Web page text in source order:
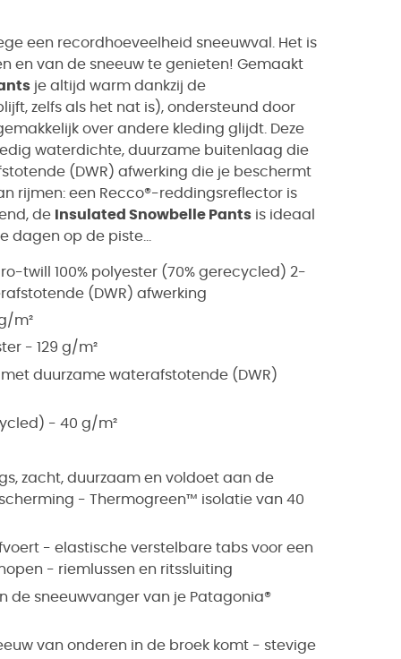
een recordhoeveelheid sneeuwval. Het is
en van de sneeuw te genieten! Gemaakt
je altijd warm dankzij de
zelfs als het nat is), ondersteund door
over andere kleding glijdt. Deze
waterdichte, duurzame buitenlaag die
(DWR) afwerking die je beschermt
rijmen: een Recco®-reddingsreflector is
de Insulated Snowbelle Pants is ideaal
dagen op de piste...
twill 100% polyester (70% gerecycled) 2-
(DWR) afwerking
m²
- 129 g/m²
met duurzame waterafstotende (DWR)
- 40 g/m²
zacht, duurzaam en voldoet aan de
- Thermogreen™ isolatie van 40
- elastische verstelbare tabs voor een
- riemlussen en ritssluiting
de sneeuwvanger van je Patagonia®
van onderen in de broek komt - stevige